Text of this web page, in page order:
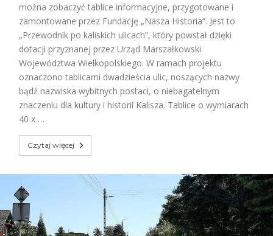
można zobaczyć tablice informacyjne, przygotowane i
zamontowane przez Fundację „Nasza Historia”. Jest to
„Przewodnik po kaliskich ulicach”, który powstał dzięki
dotacji przyznanej przez Urząd Marszałkowski
Województwa Wielkopolskiego. W ramach projektu
oznaczono tablicami dwadzieścia ulic, noszących nazwy
bądź nazwiska wybitnych postaci, o niebagatelnym
znaczeniu dla kultury i historii Kalisza. Tablice o wymiarach
40 x …
Czytaj więcej